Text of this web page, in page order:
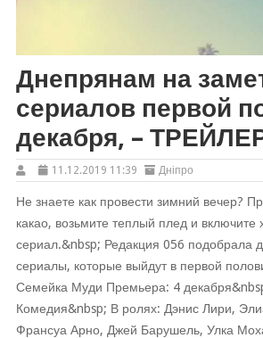
Днепрянам на
сериалов первой
декабря, –
11.12.2019 11:39 Дніпро
Не знаете как провести зимний вечер?
какао, возьмите теплый плед и включите
сериал.&nbsp; Редакция 056 подобрала
сериалы, которые выйдут в первой
Семейка Муди Премьера: 4
Комедия&nbsp; В ролях: Дэнис Лири,
Франсуа Арно, Джей Барушель, Улка